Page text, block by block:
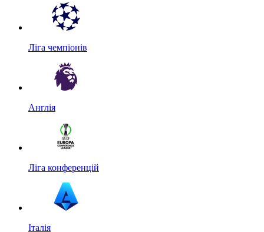
Ліга чемпіонів
Англія
Ліга конференцій
Італія